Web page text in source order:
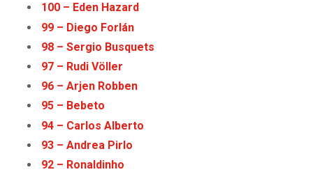
100 – Eden Hazard
99 – Diego Forlán
98 – Sergio Busquets
97 – Rudi Völler
96 – Arjen Robben
95 – Bebeto
94 – Carlos Alberto
93 – Andrea Pirlo
92 – Ronaldinho